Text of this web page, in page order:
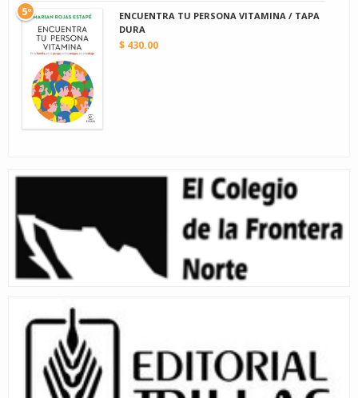
ENCUENTRA TU PERSONA VITAMINA / TAPA
DURA
$ 430.00
5º